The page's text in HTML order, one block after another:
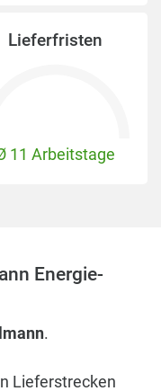
Lieferfristen
11 Arbeitstage
Energie-
.
Lieferstrecken